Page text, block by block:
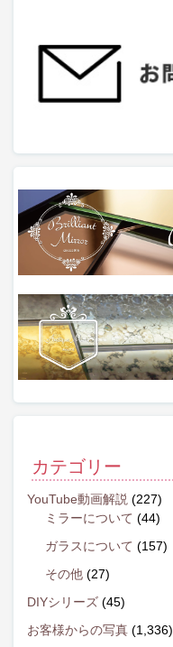
カテゴリー
YouTube動画解説 (227)
ミラーについて (44)
ガラスについて (157)
その他 (27)
DIYシリーズ (45)
お客様からの写真 (1,336)